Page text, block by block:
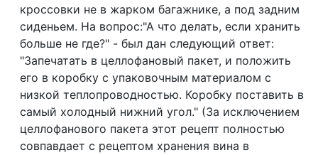
кроссовки не в жарком багажнике, а под задним
сиденьем. На вопрос:"А что делать, если хранить
больше не где?" - был дан следующий ответ:
"Запечатать в целлофановый пакет, и положить
его в коробку с упаковочным материалом с
низкой теплопроводностью. Коробку поставить в
самый холодный нижний угол." (За исключением
целлофанового пакета этот рецепт полностью
совпавдает с рецептом хранения вина в